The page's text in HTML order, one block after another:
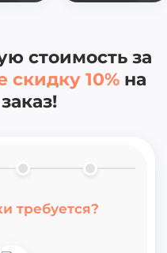
стоимость за
скидку 10% на
требуется?
10%